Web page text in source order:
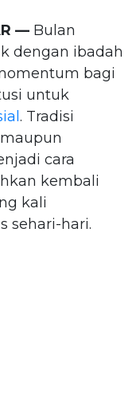
— Bulan
dengan ibadah
bagi
untuk
. Tradisi
cara
kembali
kali
sehari-hari.